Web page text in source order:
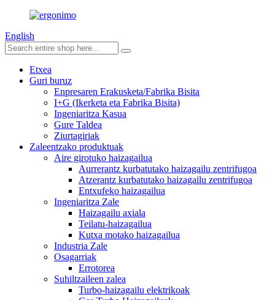
English
Etxea
Guri buruz
Enpresaren Erakusketa/Fabrika Bisita
I+G (Ikerketa eta Fabrika Bisita)
Ingeniaritza Kasua
Gure Taldea
Ziurtagiriak
Zaleentzako produktuak
Aire girotuko haizagailua
Aurrerantz kurbatutako haizagailu zentrifugoa
Atzerantz kurbatutako haizagailu zentrifugoa
Entxufeko haizagailua
Ingeniaritza Zale
Haizagailu axiala
Teilatu-haizagailua
Kutxa motako haizagailua
Industria Zale
Osagarriak
Errotorea
Suhiltzaileen zalea
Turbo-haizagailu elektrikoak